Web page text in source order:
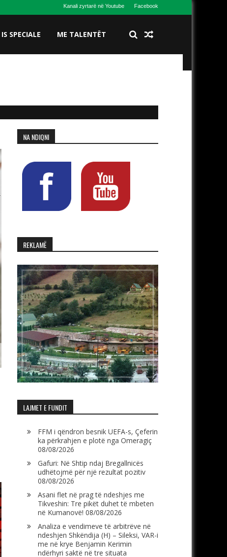
Kanali zyrtarë në Youtube Facebook
IS SPECIALE ME TALENTËT
NA NDIQNI
REKLAMË
LAJMET E FUNDIT
FFM i qëndron besnik UEFA-s, Çeferin
ka përkrahjen e plotë nga Omeragiç
08/08/2026
Gafuri: Në Shtip ndaj Bregallnicës
udhëtojmë për një rezultat pozitiv
08/08/2026
Asani flet në prag të ndeshjes me
Tikveshin: Tre pikët duhet të mbeten
në Kumanovë! 08/08/2026
Analiza e vendimeve të arbitrëve në
ndeshjen Shkëndija (H) – Sileksi, VAR-i
me në krye Benjamin Kerimin
ndërhyri saktë në tre situata